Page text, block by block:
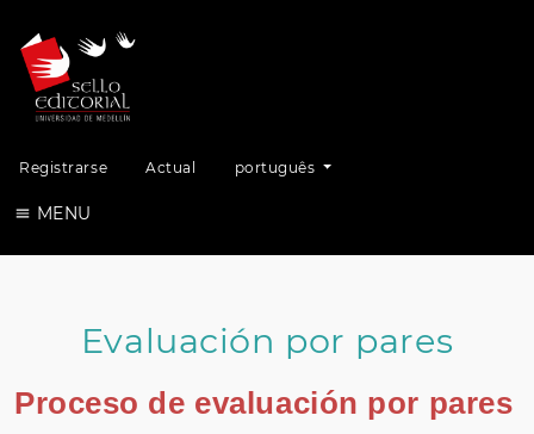
Registrarse Actual Alterar o idioma. O idioma atual é:
português
MENU
Evaluación por pares
Proceso de evaluación por pares